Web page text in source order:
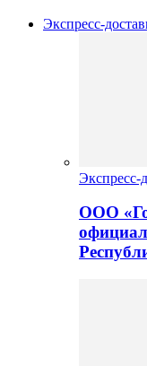
Экспресс-
Экспресс-
ООО